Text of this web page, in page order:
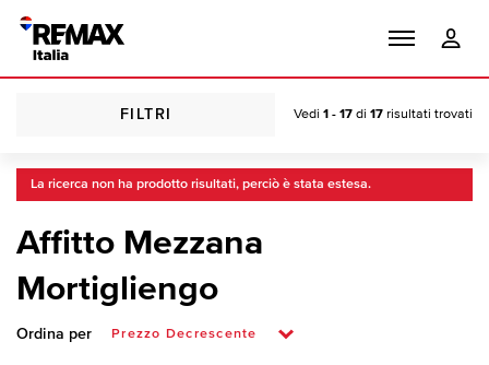
FILTRI Vedi 1 - 17 di 17 risultati trovati
La ricerca non ha prodotto risultati, perciò è stata estesa.
Affitto Mezzana
Mortigliengo
Ordina per